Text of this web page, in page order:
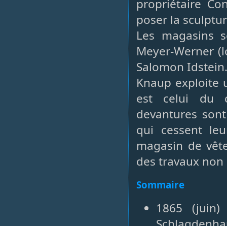
propriétaire
poser la
Les magasins
Meyer-Werner
Salomon
Knaup exploite
est celui du
devantures
qui cessent
magasin de
des travaux
Sommaire
1865 (juin)